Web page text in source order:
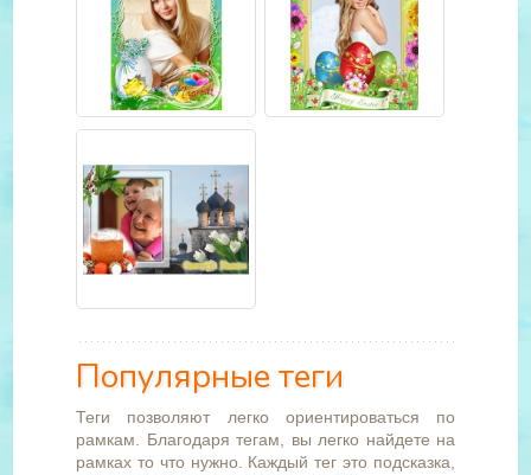
Популярные теги
Теги позволяют легко ориентироваться по
рамкам. Благодаря тегам, вы легко найдете на
рамках то что нужно. Каждый тег это подсказка,